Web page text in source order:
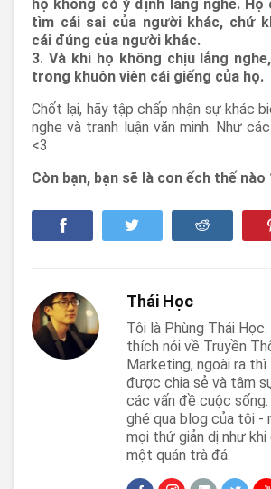
họ không có ý định lắng nghe. Họ
tìm cái sai của người khác, chứ
cái đúng của người khác.
3. Và khi họ không chịu lắng
trong khuôn viên cái giếng của họ.
Chốt lại, hãy tập chấp nhận sự khác
nghe và tranh luận văn minh. Như
<3
Còn bạn, bạn sẽ là con ếch thế nào
Thái Học
Tôi là Phùng Thái
thích nói về Truyền
Marketing, ngoài ra
được chia sẻ và tâm
các vấn đề cuộc sống.
ghé qua blog của tôi -
mọi thứ giản dị như
một quán trà đá.